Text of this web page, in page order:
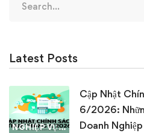
for:
Latest Posts
NGHIỆP VỤ KẾ TOÁN & THUẾ
Cập Nhật
6/2026:
Doanh